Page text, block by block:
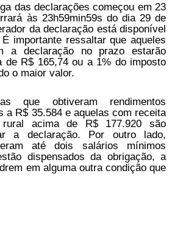
das declarações começou em 23
às 23h59min59s do dia 29 de
da declaração está disponível
importante ressaltar que aqueles
a declaração no prazo estarão
de R$ 165,74 ou a 1% do imposto
o maior valor.
que obtiveram rendimentos
a R$ 35.584 e aquelas com receita
acima de R$ 177.920 são
a declaração. Por outro lado,
até dois salários mínimos
dispensados da obrigação, a
em alguma outra condição que